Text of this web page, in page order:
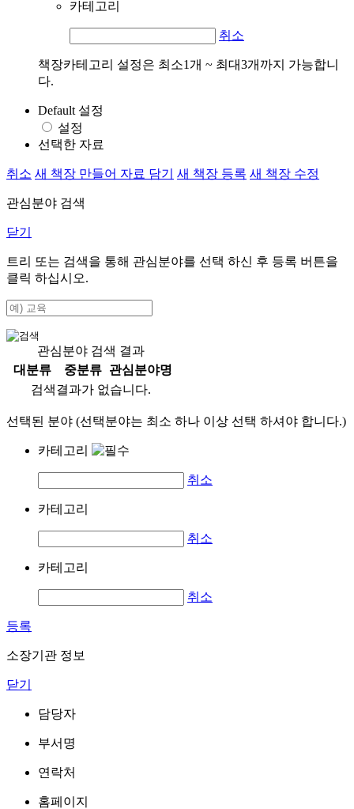
카테고리
취소
책장카테고리 설정은 최소1개 ~ 최대3개까지 가능합니
다.
Default 설정
설정
선택한 자료
취소 새 책장 만들어 자료 담기 새 책장 등록 새 책장 수정
관심분야 검색
닫기
트리 또는 검색을 통해 관심분야를 선택 하신 후 등록 버튼을
클릭 하십시오.
관심분야 검색 결과
대분류
중분류
관심분야명
검색결과가 없습니다.
선택된 분야 (선택분야는 최소 하나 이상 선택 하셔야 합니다.)
카테고리
취소
카테고리
취소
카테고리
취소
등록
소장기관 정보
닫기
담당자
부서명
연락처
홈페이지